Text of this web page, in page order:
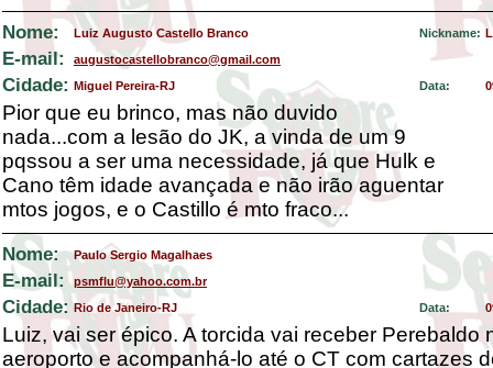
Nome: Luiz Augusto Castello Branco Nickname:
E-mail: augustocastellobranco@gmail.com
Cidade: Miguel Pereira-RJ Data:
Pior que eu brinco, mas não duvido
nada...com a lesão do JK, a vinda de um 9
pqssou a ser uma necessidade, já que Hulk e
Cano têm idade avançada e não irão aguentar
mtos jogos, e o Castillo é mto fraco...
Nome: Paulo Sergio Magalhaes
E-mail: psmflu@yahoo.com.br
Cidade: Rio de Janeiro-RJ Data:
Luiz, vai ser épico. A torcida vai receber Perebaldo
aeroporto e acompanhá-lo até o CT com cartazes